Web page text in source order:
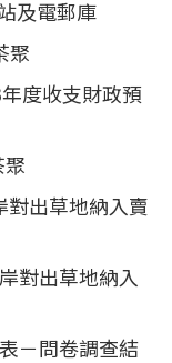
及電郵庫
聚
度收支財政預
聚
對出草地納入賣
對出草地納入
－問卷調查結